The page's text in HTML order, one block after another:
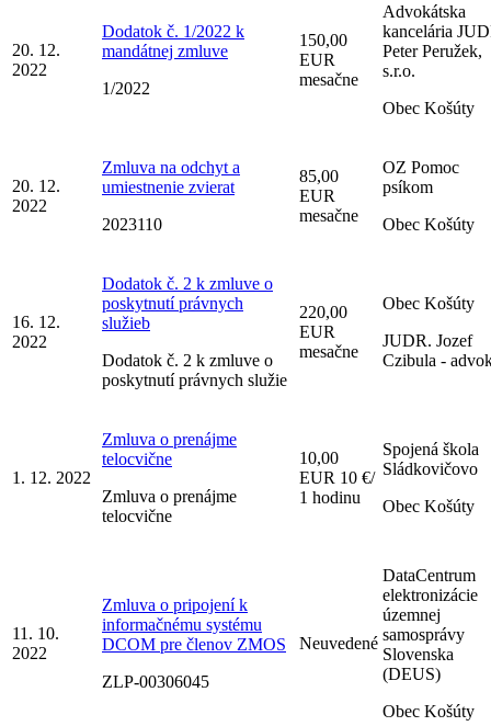
20. 12.
2022
Dodatok č. 1/2022 k
mandátnej zmluve
1/2022
150,00
EUR
mesačne
Advokátska
kancelária
Peter Peružek,
s.r.o.
Obec Košúty
20. 12.
2022
Zmluva na odchyt a
umiestnenie zvierat
2023110
85,00
EUR
mesačne
OZ Pomoc
psíkom
Obec Košúty
16. 12.
2022
Dodatok č. 2 k zmluve o
poskytnutí právnych
služieb
Dodatok č. 2 k zmluve o
poskytnutí právnych služie
220,00
EUR
mesačne
Obec Košúty
JUDR. Jozef
Czibula -
1. 12. 2022
Zmluva o prenájme
telocvične
Zmluva o prenájme
telocvične
10,00
EUR 10 €/
1 hodinu
Spojená škola
Sládkovičovo
Obec Košúty
11. 10.
2022
Zmluva o pripojení k
informačnému systému
DCOM pre členov ZMOS
ZLP-00306045
Neuvedené
DataCentrum
elektronizácie
územnej
samosprávy
Slovenska
(DEUS)
Obec Košúty